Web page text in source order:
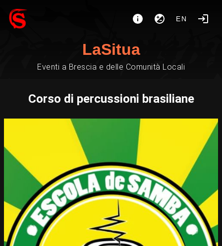
EN
LaSitua
Eventi a Brescia e delle Comunità Locali
Corso di percussioni brasiliane